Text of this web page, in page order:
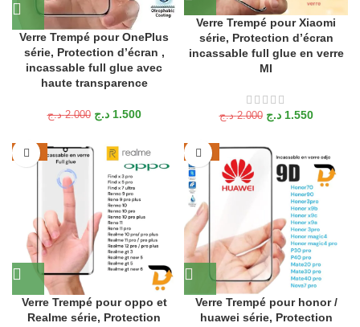
Verre Trempé pour OnePlus
série, Protection d’écran ,
incassable full glue avec
haute transparence
2.000 د.ج 1.500 د.ج
Verre Trempé pour Xiaomi
série, Protection d’écran
incassable full glue en verre
MI
2.000 د.ج 1.550 د.ج
-25%
Verre Trempé pour oppo et
Realme série, Protection
-25%
Verre Trempé pour honor /
huawei série, Protection